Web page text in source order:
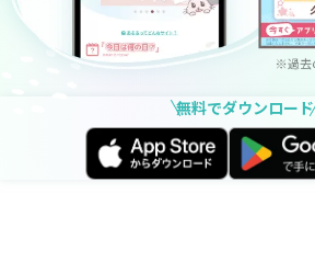
無料でダウンロード